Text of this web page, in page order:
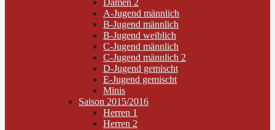
Damen 2
A-Jugend männlich
B-Jugend männlich
B-Jugend weiblich
C-Jugend männlich
C-Jugend männlich 2
D-Jugend gemischt
E-Jugend gemischt
Minis
Saison 2015/2016
Herren 1
Herren 2